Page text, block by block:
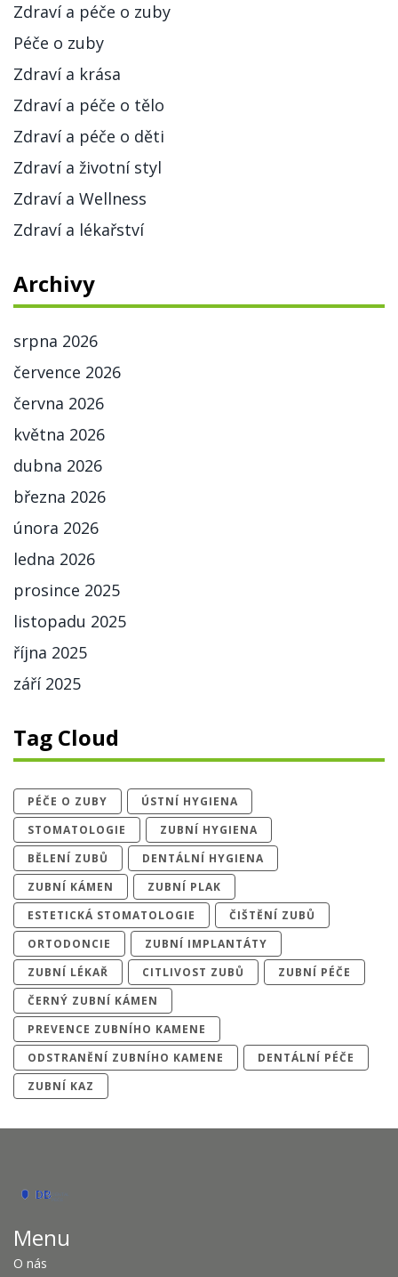
Zdraví a péče o zuby
Péče o zuby
Zdraví a krása
Zdraví a péče o tělo
Zdraví a péče o děti
Zdraví a životní styl
Zdraví a Wellness
Zdraví a lékařství
Archivy
srpna 2026
července 2026
června 2026
května 2026
dubna 2026
března 2026
února 2026
ledna 2026
prosince 2025
listopadu 2025
října 2025
září 2025
Tag Cloud
PÉČE O ZUBY
ÚSTNÍ HYGIENA
STOMATOLOGIE
ZUBNÍ HYGIENA
BĚLENÍ ZUBŮ
DENTÁLNÍ HYGIENA
ZUBNÍ KÁMEN
ZUBNÍ PLAK
ESTETICKÁ STOMATOLOGIE
ČIŠTĚNÍ ZUBŮ
ORTODONCIE
ZUBNÍ IMPLANTÁTY
ZUBNÍ LÉKAŘ
CITLIVOST ZUBŮ
ZUBNÍ PÉČE
ČERNÝ ZUBNÍ KÁMEN
PREVENCE ZUBNÍHO KAMENE
ODSTRANĚNÍ ZUBNÍHO KAMENE
DENTÁLNÍ PÉČE
ZUBNÍ KAZ
Menu
O nás